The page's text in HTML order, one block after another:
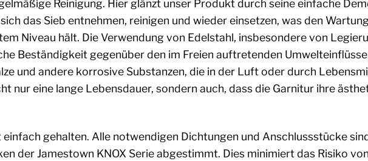
Reinigung. Hier glänzt unser Produkt durch seine einfache
das Sieb entnehmen, reinigen und wieder einsetzen, was den
Niveau hält. Die Verwendung von Edelstahl, insbesondere von
Beständigkeit gegenüber den im Freien auftretenden
und andere korrosive Substanzen, die in der Luft oder durch
nur eine lange Lebensdauer, sondern auch, dass die Garnitur ihre
gehalten. Alle notwendigen Dichtungen und Anschlussstücke
der Jamestown KNOX Serie abgestimmt. Dies minimiert das Risiko